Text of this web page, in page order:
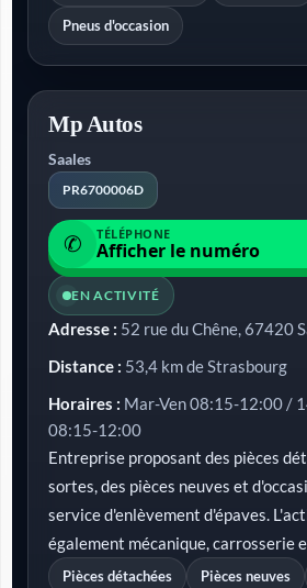
Pneus d'occasion
Mp Autos
Saales
PR6700006D
✆ TÉLÉPHONE
Afficher le numéro
EN ACTIVITÉ
Adresse : 52 rue du Chêne, 67420
Distance : 53,4 km de Strasbourg
Horaires : Mar-Ven 08:15-12:00 /
08:15-12:00
Entreprise proposant des pièces
sortes, des pièces neuves et
service d'enlèvement d'épaves.
également mécanique, carrosserie
Pièces détachées Pièces neuves